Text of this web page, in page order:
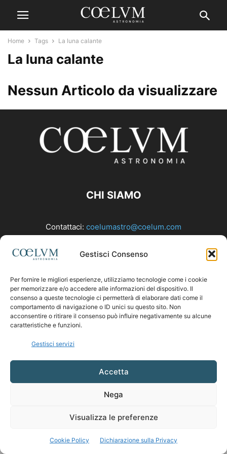
Gestisci Consenso
Per fornire le migliori esperienze, utilizziamo tecnologie come i cookie
per memorizzare e/o accedere alle informazioni del dispositivo. Il
consenso a queste tecnologie ci permetterà di elaborare dati come il
comportamento di navigazione o ID unici su questo sito. Non
acconsentire o ritirare il consenso può influire negativamente su alcune
caratteristiche e funzioni.
Gestisci servizi
Accetta
Nega
Visualizza le preferenze
Cookie Policy Dichiarazione sulla Privacy
Home Tags La luna calante
La luna calante
Nessun Articolo da visualizzare
CHI SIAMO
Contattaci: coelumastro@coelum.com
SEGUICI